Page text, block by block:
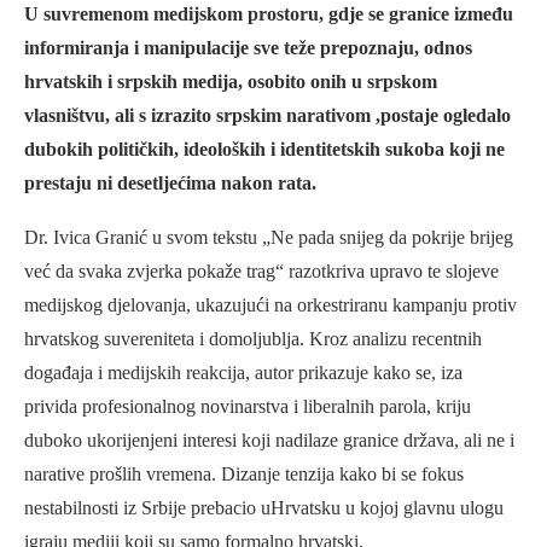
U suvremenom medijskom prostoru, gdje se granice između
informiranja i manipulacije sve teže prepoznaju, odnos
hrvatskih i srpskih medija, osobito onih u srpskom
vlasništvu, ali s izrazito srpskim narativom ,postaje ogledalo
dubokih političkih, ideoloških i identitetskih sukoba koji ne
prestaju ni desetljećima nakon rata.
Dr. Ivica Granić u svom tekstu „Ne pada snijeg da pokrije brijeg
već da svaka zvjerka pokaže trag“ razotkriva upravo te slojeve
medijskog djelovanja, ukazujući na orkestriranu kampanju protiv
hrvatskog suvereniteta i domoljublja. Kroz analizu recentnih
događaja i medijskih reakcija, autor prikazuje kako se, iza
privida profesionalnog novinarstva i liberalnih parola, kriju
duboko ukorijenjeni interesi koji nadilaze granice država, ali ne i
narative prošlih vremena. Dizanje tenzija kako bi se fokus
nestabilnosti iz Srbije prebacio uHrvatsku u kojoj glavnu ulogu
igraju mediji koji su samo formalno hrvatski.